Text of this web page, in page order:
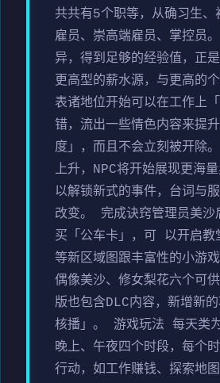
共共有5个职等，从确习生、
雇员、崇高端雇员、掌控员
异，得到足够的经验值，正
更高型的薪水源，与更高的
表诸地位开始可以在工作上
错，流出一些情色内容来提
度」，而且不会立刻被开除
上升，NPC将开始展现更海量
以解锁新式的事件，台词与
改变。 完成诀窍管理员美沙
买「公车卡」，可 以开启教
等新区域图跟丰富性的小游
偶像美沙、修女梨花六个可
版也包含DLC内容，新增新
核播」。 游戏玩法 每天类为
晚上、午夜四个时段，每个
行动，如工作赚钱、探索地